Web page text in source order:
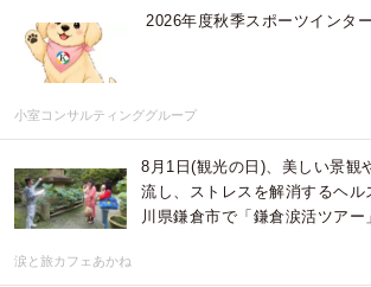
2026年度秋季スポーツインタ
小室コンサルティンググループ
8月1日(観光の日)、美しい景観
流し、ストレスを解消するヘル
川県鎌倉市で「鎌倉涙活ツアー
涙と旅カフェあかね